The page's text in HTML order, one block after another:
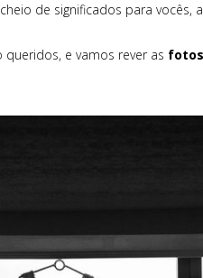
de significados para vocês,
queridos, e vamos rever as fotos